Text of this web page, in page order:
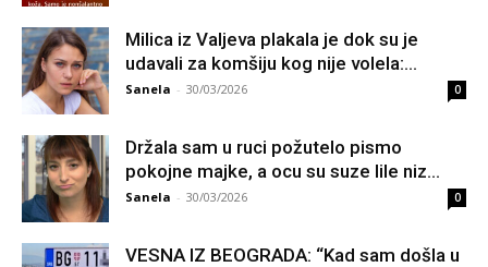
Milica iz Valjeva plakala je dok su je
udavali za komšiju kog nije volela:...
Sanela - 30/03/2026 0
Držala sam u ruci požutelo pismo
pokojne majke, a ocu su suze lile niz...
Sanela - 30/03/2026 0
VESNA IZ BEOGRADA: “Kad sam došla u